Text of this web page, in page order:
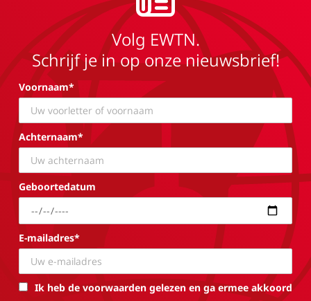
Volg EWTN.
Schrijf je in op onze nieuwsbrief!
Voornaam*
Achternaam*
Geboortedatum
E-mailadres*
Ik heb de voorwaarden gelezen en ga ermee akkoord